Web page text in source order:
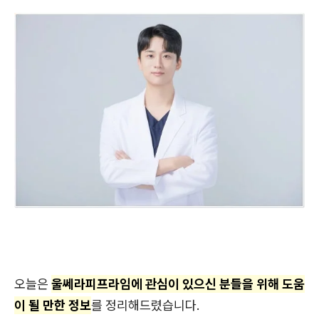
오늘은 울쎄라피프라임에 관심이 있으신 분들을 위해 도움
이 될 만한 정보를 정리해드렸습니다.